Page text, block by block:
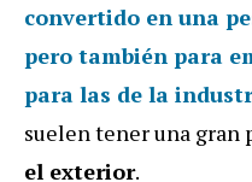
convertido en una
pero también para
para las de la
suelen tener una gran
el exterior.